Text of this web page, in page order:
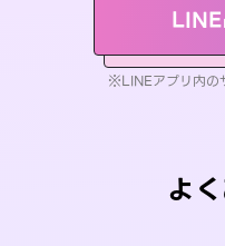
LINE
※LINEアプリ内の
よ